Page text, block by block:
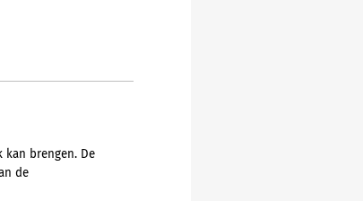
brengen. De
de